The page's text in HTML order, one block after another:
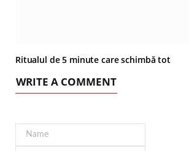
Ritualul de 5 minute care schimbă tot
WRITE A COMMENT